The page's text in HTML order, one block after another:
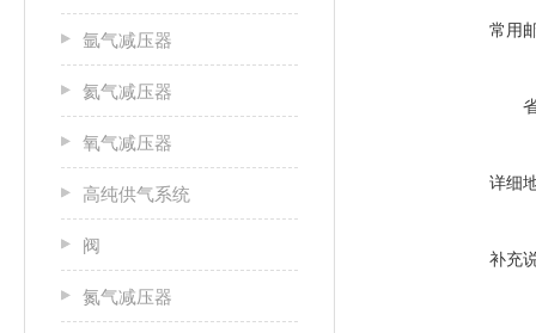
氩气减压器
氦气减压器
氧气减压器
高纯供气系统
阀
氮气减压器
常用
详细
补充